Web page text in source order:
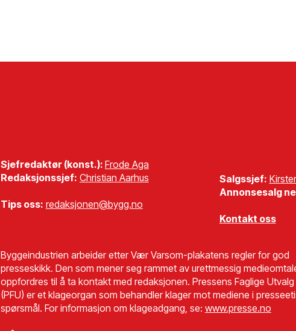
Sjefredaktør (konst.): Frode Aga
Redaksjonssjef: Christian Aarhus
Tips oss: redaksjonen@bygg.no
Salgssjef:
Annonsesalg
Kontakt oss
Byggeindustrien arbeider etter Vær Varsom-plakatens regler for god
presseskikk. Den som mener seg rammet av urettmessig
oppfordres til å ta kontakt med redaksjonen. Pressens Faglige Utvalg
(PFU) er et klageorgan som behandler klager mot mediene i
spørsmål. For informasjon om klageadgang, se: www.presse.no